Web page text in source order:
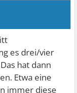
es drei/vier
hat dann
Etwa eine
immer diese